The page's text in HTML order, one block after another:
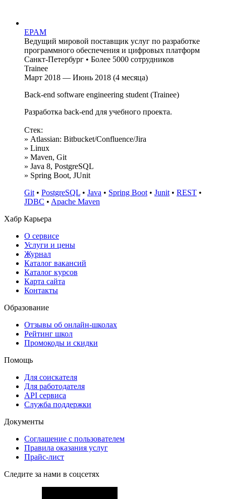
EPAM
Ведущий мировой поставщик услуг по разработке
программного обеспечения и цифровых платформ
Санкт-Петербург • Более 5000 сотрудников
Trainee
Март 2018 — Июнь 2018 (4 месяца)
Back-end software engineering student (Trainee)
Разработка back-end для учебного проекта.
Стек:
» Atlassian: Bitbucket/Confluence/Jira
» Linux
» Maven, Git
» Java 8, PostgreSQL
» Spring Boot, JUnit
Git • PostgreSQL • Java • Spring Boot • Junit • REST •
JDBC • Apache Maven
Хабр Карьера
О сервисе
Услуги и цены
Журнал
Каталог вакансий
Каталог курсов
Карта сайта
Контакты
Образование
Отзывы об онлайн-школах
Рейтинг школ
Промокоды и скидки
Помощь
Для соискателя
Для работодателя
API сервиса
Служба поддержки
Документы
Соглашение с пользователем
Правила оказания услуг
Прайс-лист
Следите за нами в соцсетях